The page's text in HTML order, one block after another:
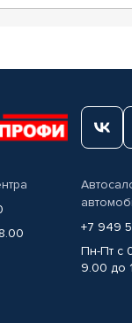
+7 949
Пн-Пт с
9.00 до